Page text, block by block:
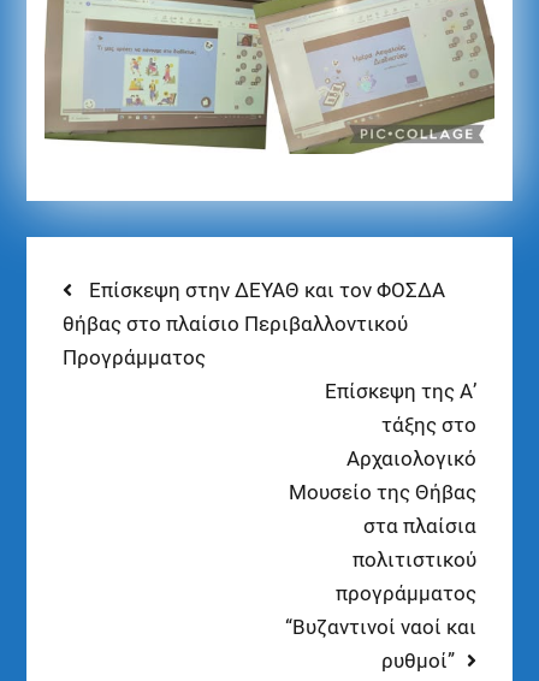
Επίσκεψη στην ΔΕΥΑΘ και τον ΦΟΣΔΑ
θήβας στο πλαίσιο Περιβαλλοντικού
Προγράμματος
Επίσκεψη της Α’
τάξης στο
Αρχαιολογικό
Μουσείο της Θήβας
στα πλαίσια
πολιτιστικού
προγράμματος
“Βυζαντινοί ναοί και
ρυθμοί”